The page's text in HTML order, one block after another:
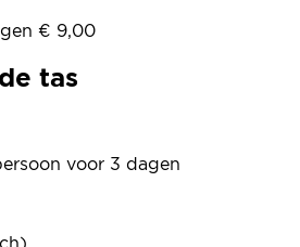
€ 9,00
tas
voor 3 dagen